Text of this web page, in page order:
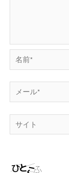
前
*
ー
ル
イ